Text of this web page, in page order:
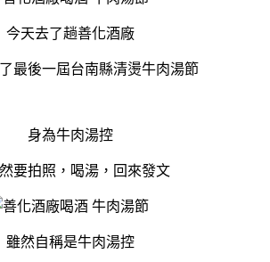
今天去了趟善化酒廠
最後一屆台南縣清燙牛肉湯節
身為牛肉湯控
要拍照，喝湯，回來發文
雖然自稱是牛肉湯控